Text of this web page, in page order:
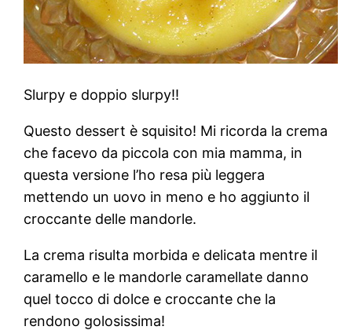
Slurpy e doppio slurpy!!
Questo dessert è squisito! Mi ricorda la crema
che facevo da piccola con mia mamma, in
questa versione l’ho resa più leggera
mettendo un uovo in meno e ho aggiunto il
croccante delle mandorle.
La crema risulta morbida e delicata mentre il
caramello e le mandorle caramellate danno
quel tocco di dolce e croccante che la
rendono golosissima!